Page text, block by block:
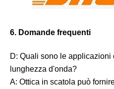
6. Domande frequenti
D: Quali sono le applicazioni
lunghezza d'onda?
A: Ottica in scatola può